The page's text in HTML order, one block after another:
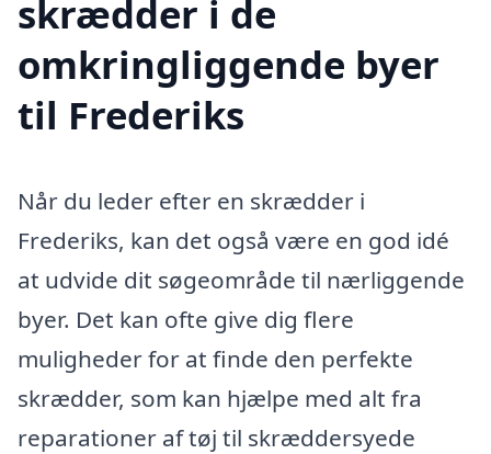
skrædder i de
omkringliggende byer
til Frederiks
Når du leder efter en skrædder i
Frederiks, kan det også være en god idé
at udvide dit søgeområde til nærliggende
byer. Det kan ofte give dig flere
muligheder for at finde den perfekte
skrædder, som kan hjælpe med alt fra
reparationer af tøj til skræddersyede